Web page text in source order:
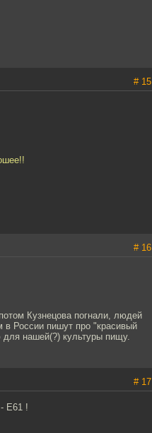
# 15
# 16
Кузнецова погнали, людей
в России пишут про "красивый
для нашей(?) культуры пищу.
# 17
Е61 !